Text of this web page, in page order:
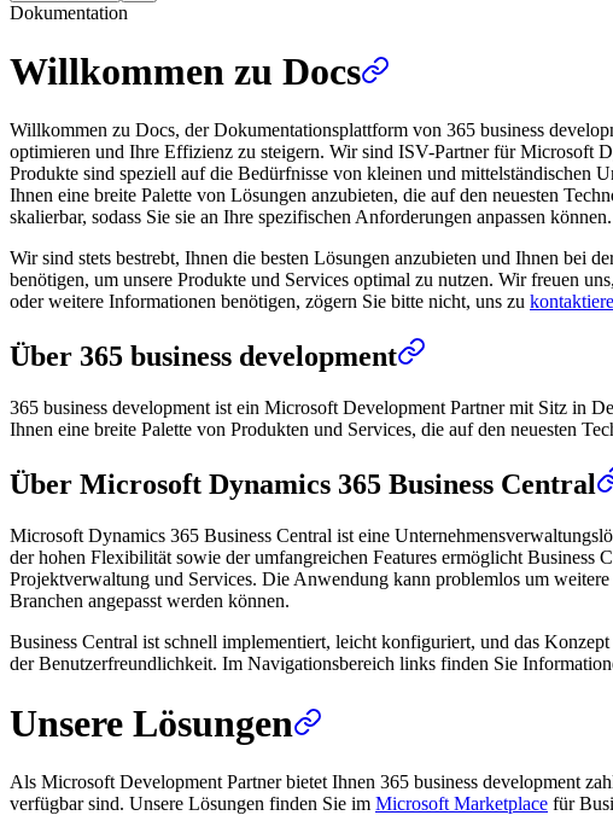
Dokumentation
Willkommen zu Docs
Willkommen zu Docs, der Dokumentationsplattform von 365 business
optimieren und Ihre Effizienz zu steigern. Wir sind ISV-Partner für Microsoft
Produkte sind speziell auf die Bedürfnisse von kleinen und mittelständischen
Ihnen eine breite Palette von Lösungen anzubieten, die auf den neuesten
skalierbar, sodass Sie sie an Ihre spezifischen Anforderungen anpassen können.
Wir sind stets bestrebt, Ihnen die besten Lösungen anzubieten und Ihnen bei
benötigen, um unsere Produkte und Services optimal zu nutzen. Wir freuen
oder weitere Informationen benötigen, zögern Sie bitte nicht, uns zu
Über 365 business development
365 business development ist ein Microsoft Development Partner mit Sitz in
Ihnen eine breite Palette von Produkten und Services, die auf den neuesten
Über Microsoft Dynamics 365 Business Central
Microsoft Dynamics 365 Business Central ist eine
der hohen Flexibilität sowie der umfangreichen Features ermöglicht Business
Projektverwaltung und Services. Die Anwendung kann problemlos um
Branchen angepasst werden können.
Business Central ist schnell implementiert, leicht konfiguriert, und das
der Benutzerfreundlichkeit. Im Navigationsbereich links finden Sie
Unsere Lösungen
Als Microsoft Development Partner bietet Ihnen 365 business development
verfügbar sind. Unsere Lösungen finden Sie im Microsoft Marketplace für